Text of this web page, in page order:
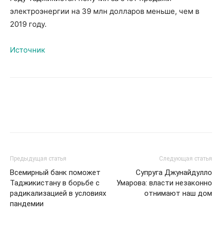
электроэнергии на 39 млн долларов меньше, чем в
2019 году.
Источник
Предыдущая статья
Всемирный банк поможет
Таджикистану в борьбе с
радикализацией в условиях
пандемии
Следующая статья
Супруга Джунайдулло
Умарова: власти незаконно
отнимают наш дом